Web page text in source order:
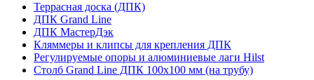
Террасная доска (ДПК)
ДПК Grand Line
ДПК МастерДэк
Кляммеры и клипсы для крепления ДПК
Регулируемые опоры и алюминиевые лаги Hilst
Столб Grand Line ДПК 100х100 мм (на трубу)